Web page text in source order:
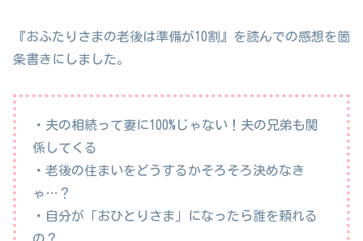
『おふたりさまの老後は準備が10割』を読んでの感想を箇
条書きにしました。
・夫の相続って妻に100%じゃない！夫の兄弟も関
係してくる
・老後の住まいをどうするかそろそろ決めなき
ゃ…？
・自分が「おひとりさま」になったら誰を頼れる
の？